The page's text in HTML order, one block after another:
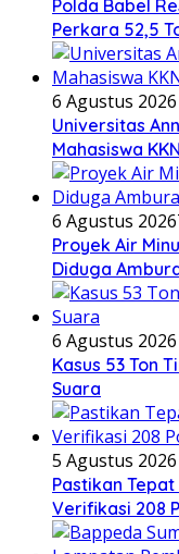
Polda Babel
Perkara 52,5
6 Agustus 2026
Universitas
Mahasiswa
6 Agustus 2026
Proyek Air
Diduga
6 Agustus 2026
Kasus 53 Ton
Suara
5 Agustus 2026
Pastikan
Verifikasi 208